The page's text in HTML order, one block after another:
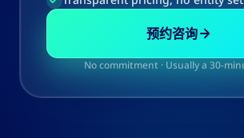
预约咨询
No commitment · Usually a 30-